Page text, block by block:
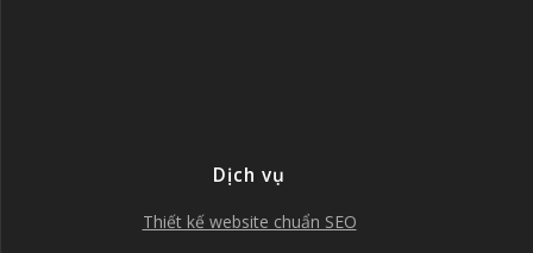
Dịch vụ
Thiết kế website chuẩn SEO